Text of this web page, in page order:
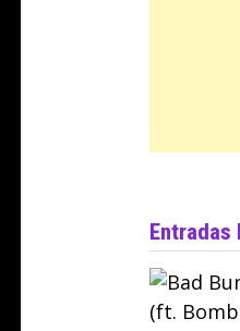
Entradas